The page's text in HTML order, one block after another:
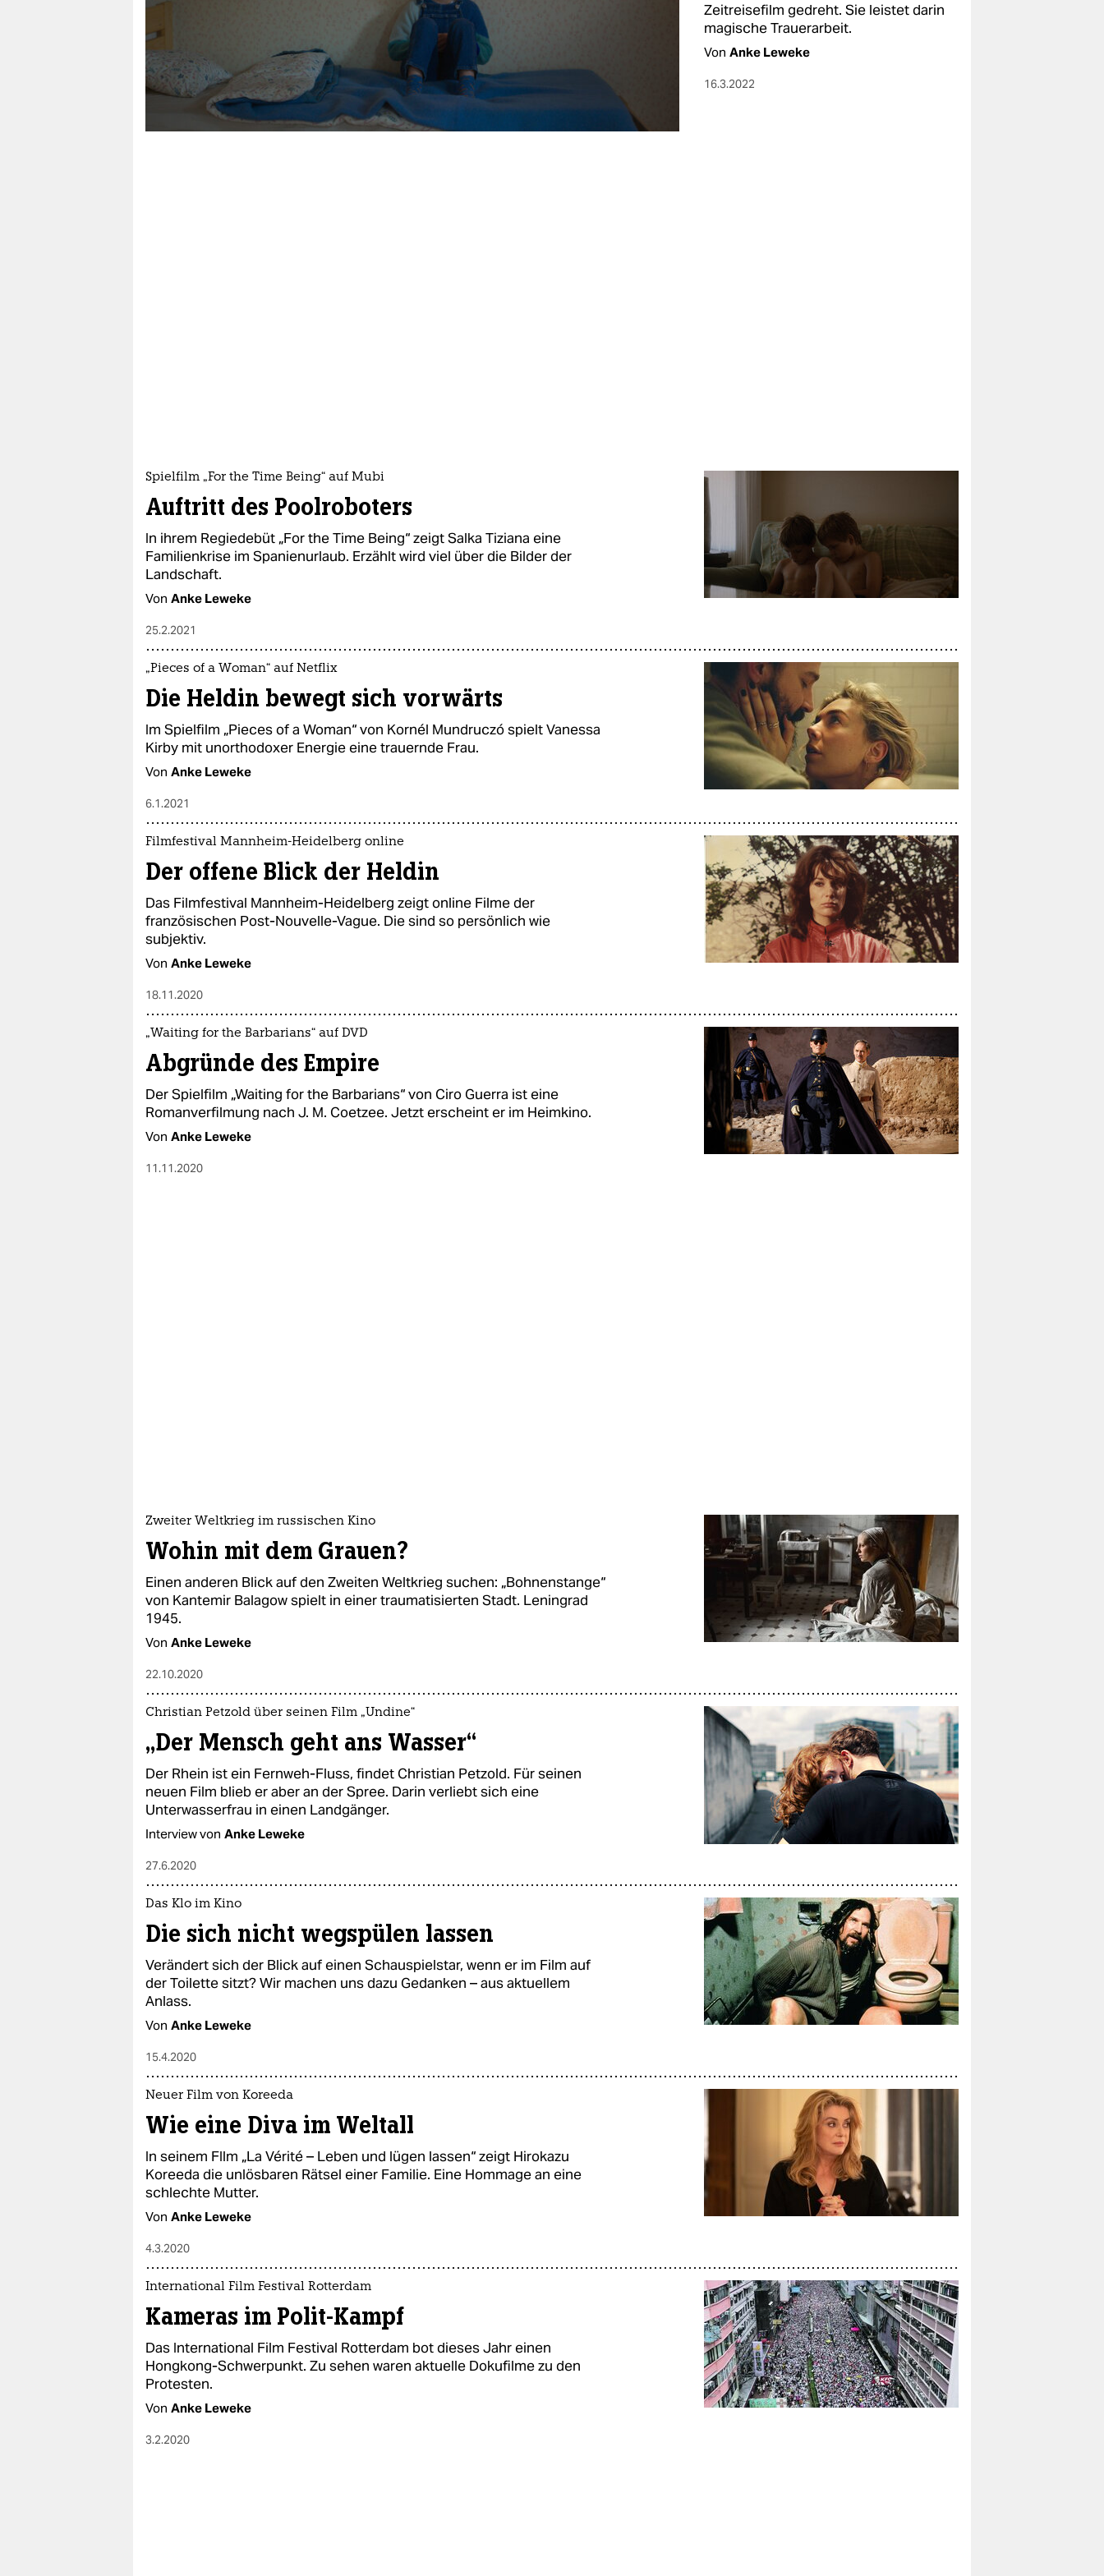
nord
wahrheit
Zeitreisefilm gedreht. Sie leistet darin
magische Trauerarbeit.
Von Anke Leweke
16.3.2022
Spielfilm „For the Time Being“ auf Mubi
Auftritt des Poolroboters
In ihrem Regiedebüt „For the Time Being“ zeigt Salka Tiziana eine
Familienkrise im Spanienurlaub. Erzählt wird viel über die Bilder der
Landschaft.
Von Anke Leweke
25.2.2021
„Pieces of a Woman“ auf Netflix
Die Heldin bewegt sich vorwärts
Im Spielfilm „Pieces of a Woman“ von Kornél Mundruczó spielt Vanessa
Kirby mit unorthodoxer Energie eine trauernde Frau.
Von Anke Leweke
6.1.2021
Filmfestival Mannheim-Heidelberg online
Der offene Blick der Heldin
Das Filmfestival Mannheim-Heidelberg zeigt online Filme der
französischen Post-Nouvelle-Vague. Die sind so persönlich wie
subjektiv.
Von Anke Leweke
18.11.2020
„Waiting for the Barbarians“ auf DVD
Abgründe des Empire
Der Spielfilm „Waiting for the Barbarians“ von Ciro Guerra ist eine
Romanverfilmung nach J. M. Coetzee. Jetzt erscheint er im Heimkino.
Von Anke Leweke
11.11.2020
Zweiter Weltkrieg im russischen Kino
Wohin mit dem Grauen?
Einen anderen Blick auf den Zweiten Weltkrieg suchen: „Bohnenstange“
von Kantemir Balagow spielt in einer traumatisierten Stadt. Leningrad
1945.
Von Anke Leweke
22.10.2020
Christian Petzold über seinen Film „Undine“
„Der Mensch geht ans Wasser“
Der Rhein ist ein Fernweh-Fluss, findet Christian Petzold. Für seinen
neuen Film blieb er aber an der Spree. Darin verliebt sich eine
Unterwasserfrau in einen Landgänger.
Interview von Anke Leweke
27.6.2020
Das Klo im Kino
Die sich nicht wegspülen lassen
Verändert sich der Blick auf einen Schauspielstar, wenn er im Film auf
der Toilette sitzt? Wir machen uns dazu Gedanken – aus aktuellem
Anlass.
Von Anke Leweke
15.4.2020
Neuer Film von Koreeda
Wie eine Diva im Weltall
In seinem FIlm „La Vérité – Leben und lügen lassen“ zeigt Hirokazu
Koreeda die unlösbaren Rätsel einer Familie. Eine Hommage an eine
schlechte Mutter.
Von Anke Leweke
4.3.2020
International Film Festival Rotterdam
Kameras im Polit-Kampf
Das International Film Festival Rotterdam bot dieses Jahr einen
Hongkong-Schwerpunkt. Zu sehen waren aktuelle Dokufilme zu den
Protesten.
Von Anke Leweke
3.2.2020